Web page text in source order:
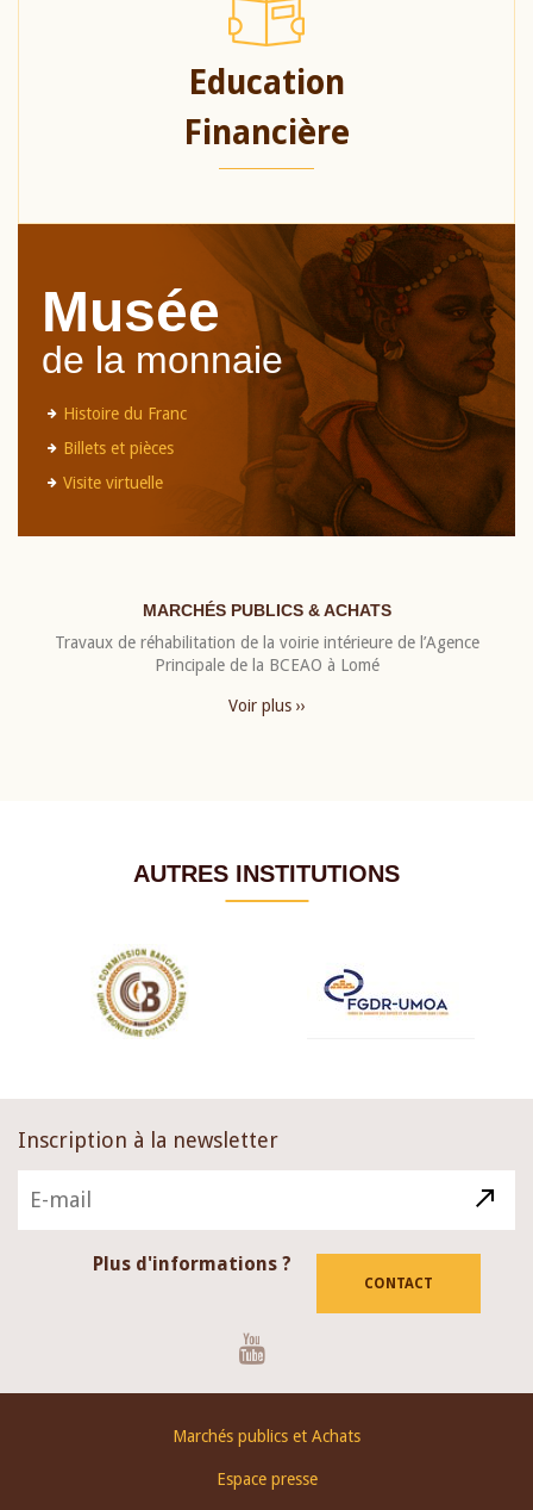
Education
Financière
Musée
de la monnaie
Histoire du Franc
Billets et pièces
Visite virtuelle
MARCHÉS PUBLICS & ACHATS
Travaux de réhabilitation de la voirie intérieure de l’Agence
Principale de la BCEAO à Lomé
Voir plus ››
AUTRES INSTITUTIONS
Inscription à la newsletter
Plus d'informations ?
CONTACT
Marchés publics et Achats
Espace presse